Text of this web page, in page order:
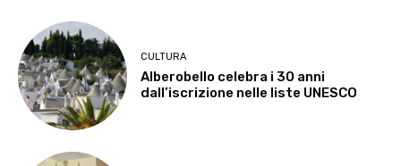
CULTURA
Alberobello celebra i 30 anni
dall’iscrizione nelle liste UNESCO